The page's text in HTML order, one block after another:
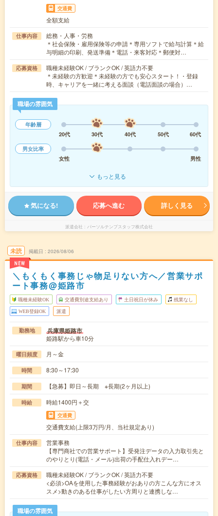
交通費
全額支給
仕事内容
総務・人事・労務
＊社会保険・雇用保険等の申請＊専用ソフトで給与計算＊給
与明細の印刷、発送準備＊電話・来客対応＊郵便対…
応募資格
職種未経験OK / ブランクOK / 英語力不要
＊未経験の方歓迎＊未経験の方でも安心スタート！・登録
時、キャリアを一緒に考える面談（電話面談の場合）…
職場の雰囲気
年齢層
20代
30代 40代 50代
60代
男女比率
女性
男性
もっと見る
気になる! 応募へ進む 詳しく見る
派遣会社 パーソルテンプスタッフ株式会社
未読
NEW
掲載日 2026/08/06
＼もくもく事務じゃ物足りない方へ／営業サポ
ート事務@姫路市
職種未経験OK 交通費別途支給あり 土日祝日が休み 残業なし
WEB登録OK 派遣
勤務地 兵庫県姫路市
姫路駅から車10分
曜日頻度 月～金
時間 8:30～17:30
期間 【急募】即日～長期 ※長期(2ヶ月以上)
時給 時給1400円＋交
交通費
交通費支給(上限3万円/月、当社規定あり)
仕事内容
営業事務
【専門商社での営業サポート】受発注データの入力取引先と
のやりとり(電話・メール)出荷の手配仕入れデー…
応募資格
職種未経験OK / ブランクOK / 英語力不要
<必須>OAを使用した事務経験がおありの方こんな方にオス
スメ>動きのある仕事がしたい方周りと連携しな…
職場の雰囲気